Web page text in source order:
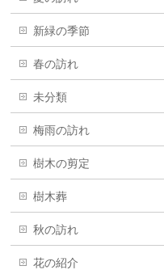
新緑の季節
春の訪れ
未分類
梅雨の訪れ
樹木の剪定
樹木葬
秋の訪れ
花の紹介